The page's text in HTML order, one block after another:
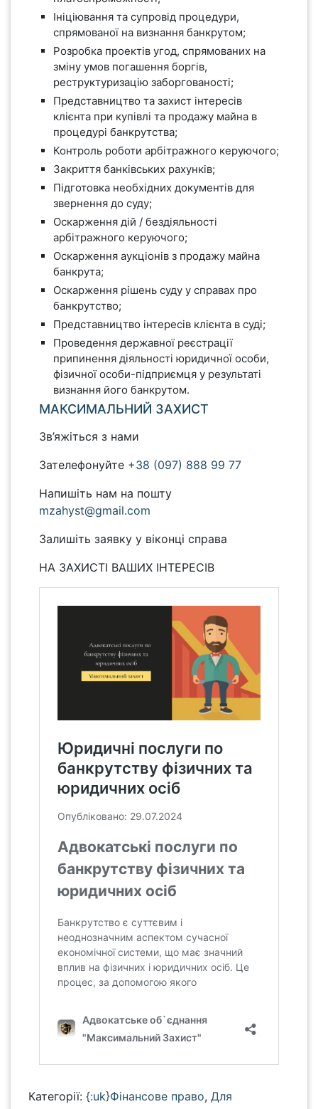
Ініціювання та супровід процедури,
спрямованої на визнання банкрутом;
Розробка проектів угод, спрямованих на
зміну умов погашення боргів,
реструктуризацію заборгованості;
Представництво та захист інтересів
клієнта при купівлі та продажу майна в
процедурі банкрутства;
Контроль роботи арбітражного керуючого;
Закриття банківських рахунків;
Підготовка необхідних документів для
звернення до суду;
Оскарження дій / бездіяльності
арбітражного керуючого;
Оскарження аукціонів з продажу майна
банкрута;
Оскарження рішень суду у справах про
банкрутство;
Представництво інтересів клієнта в суді;
Проведення державної реєстрації
припинення діяльності юридичної особи,
фізичної особи-підприємця у результаті
визнання його банкрутом.
МАКСИМАЛЬНИЙ ЗАХИСТ
Зв’яжіться з нами
Зателефонуйте +38 (097) 888 99 77
Напишіть нам на пошту
mzahyst@gmail.com
Залишіть заявку у віконці справа
НА ЗАХИСТІ ВАШИХ ІНТЕРЕСІВ
Категорії: {:uk}Фінансове право, Для